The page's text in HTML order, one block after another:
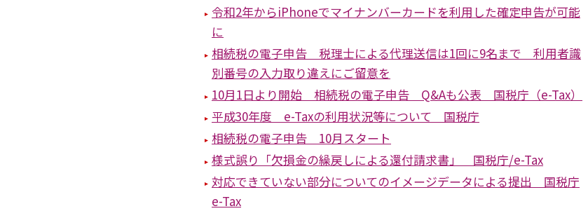
令和2年からiPhoneでマイナンバーカードを利用した確定申告が可能
に
相続税の電子申告 税理士による代理送信は1回に9名まで 利用者識
別番号の入力取り違えにご留意を
10月1日より開始 相続税の電子申告 Q&Aも公表 国税庁（e-Tax）
平成30年度 e-Taxの利用状況等について 国税庁
相続税の電子申告 10月スタート
様式誤り「欠損金の繰戻しによる還付請求書」 国税庁/e-Tax
対応できていない部分についてのイメージデータによる提出 国税庁
e-Tax